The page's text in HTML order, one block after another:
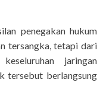
penegakan hukum
tersangka, tetapi dari
jaringan
tersebut berlangsung